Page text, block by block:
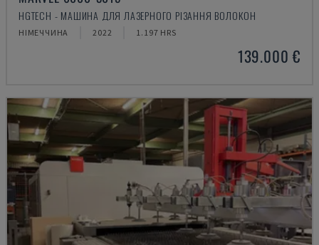
HGTECH - МАШИНА ДЛЯ ЛАЗЕРНОГО РІЗАННЯ ВОЛОКОН
НІМЕЧЧИНА 2022 1.197 HRS
139.000 €